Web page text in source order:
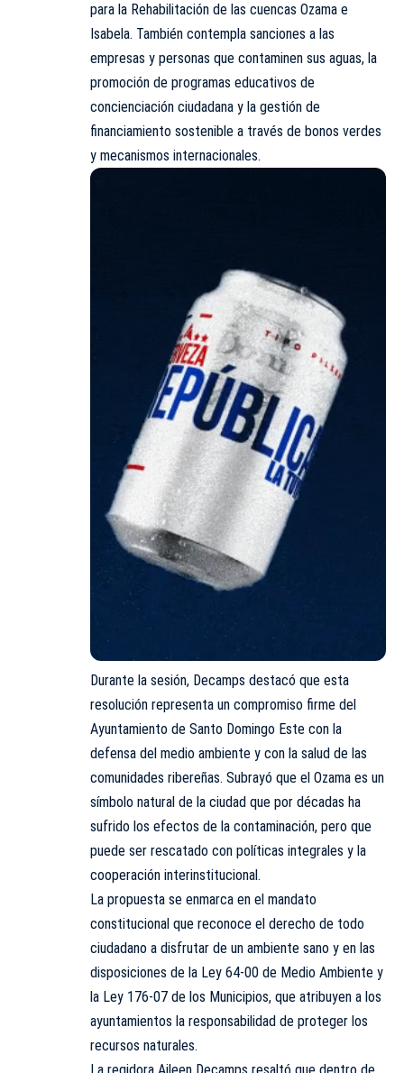
para la Rehabilitación de las cuencas Ozama e
Isabela. También contempla sanciones a las
empresas y personas que contaminen sus aguas, la
promoción de programas educativos de
concienciación ciudadana y la gestión de
financiamiento sostenible a través de bonos verdes
y mecanismos internacionales.
Durante la sesión, Decamps destacó que esta
resolución representa un compromiso firme del
Ayuntamiento de Santo Domingo Este con la
defensa del medio ambiente y con la salud de las
comunidades ribereñas. Subrayó que el Ozama es un
símbolo natural de la ciudad que por décadas ha
sufrido los efectos de la contaminación, pero que
puede ser rescatado con políticas integrales y la
cooperación interinstitucional.
La propuesta se enmarca en el mandato
constitucional que reconoce el derecho de todo
ciudadano a disfrutar de un ambiente sano y en las
disposiciones de la Ley 64-00 de Medio Ambiente y
la Ley 176-07 de los Municipios, que atribuyen a los
ayuntamientos la responsabilidad de proteger los
recursos naturales.